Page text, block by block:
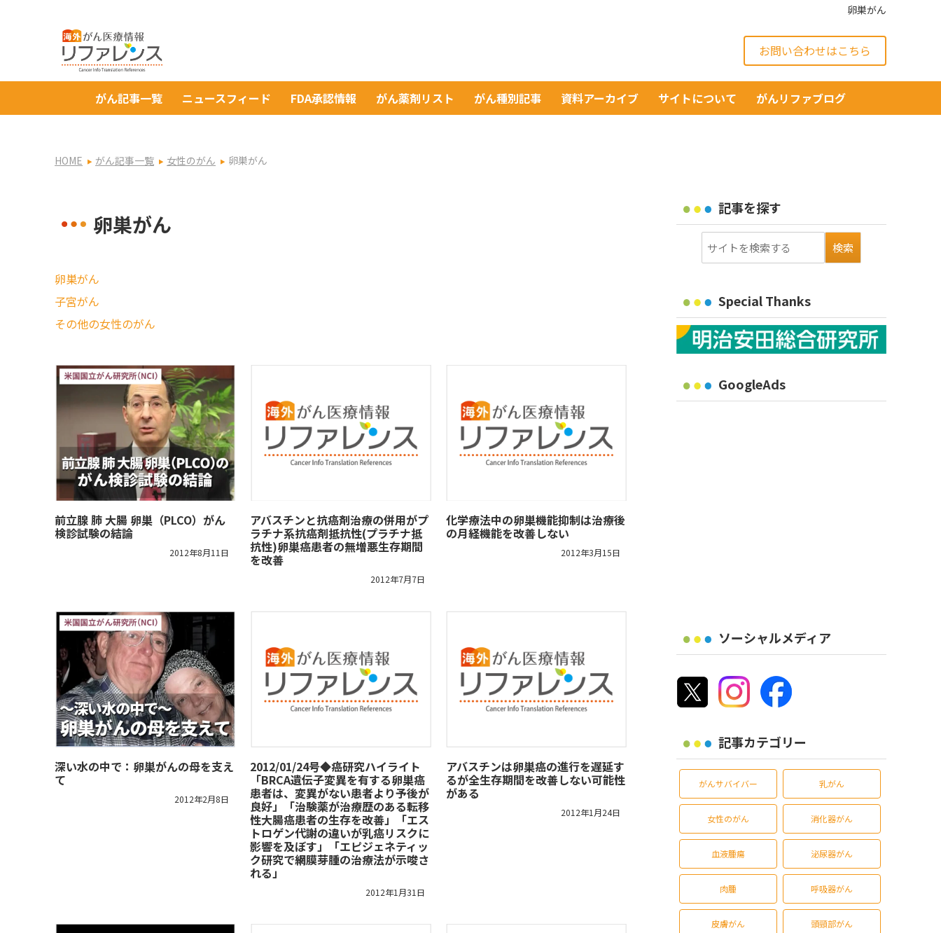
卵巣がん
お問い合わせはこちら
がん記事一覧 ニュースフィード FDA承認情報 がん薬剤リスト がん種別記事 資料アーカイブ サイトについて がんリファブログ
HOME がん記事一覧 女性のがん 卵巣がん
卵巣がん
卵巣がん
子宮がん
その他の女性のがん
前立腺 肺 大腸 卵巣（PLCO）がん
検診試験の結論
2012年8月11日
アバスチンと抗癌剤治療の併用がプ
ラチナ系抗癌剤抵抗性(プラチナ抵
抗性)卵巣癌患者の無増悪生存期間
を改善
2012年7月7日
化学療法中の卵巣機能抑制は治療後
の月経機能を改善しない
2012年3月15日
深い水の中で：卵巣がんの母を支え
て
2012年2月8日
2012/01/24号◆癌研究ハイライト
「BRCA遺伝子変異を有する卵巣癌
患者は、変異がない患者より予後が
良好」「治験薬が治療歴のある転移
性大腸癌患者の生存を改善」「エス
トロゲン代謝の違いが乳癌リスクに
影響を及ぼす」「エピジェネティッ
ク研究で網膜芽腫の治療法が示唆さ
れる」
2012年1月31日
アバスチンは卵巣癌の進行を遅延す
るが全生存期間を改善しない可能性
がある
2012年1月24日
記事を探す
Special Thanks
GoogleAds
ソーシャルメディア
記事カテゴリー
がんサバイバー 乳がん
女性のがん 消化器がん
血液腫瘍 泌尿器がん
肉腫 呼吸器がん
皮膚がん 頭頸部がん